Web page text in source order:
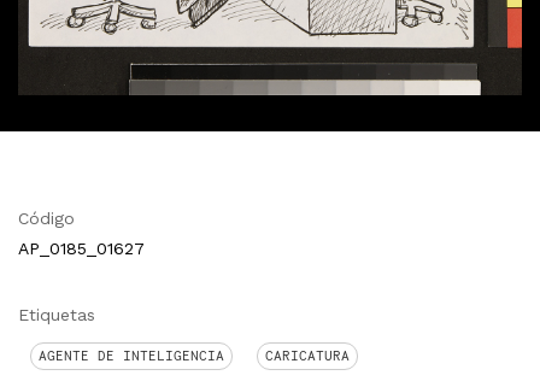
Código
AP_0185_01627
Etiquetas
AGENTE DE INTELIGENCIA CARICATURA